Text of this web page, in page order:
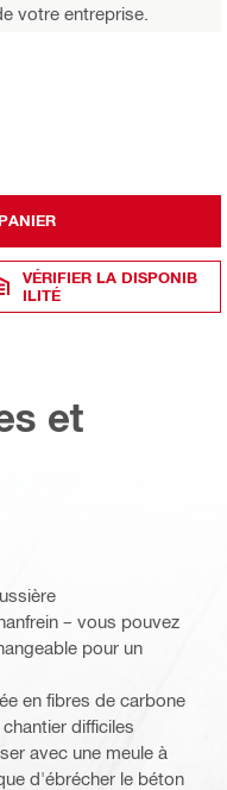
votre entreprise.
VÉRIFIER LA DISPONIB
ILITÉ
et
– vous pouvez
pour un
en fibres de carbone
difficiles
avec une meule à
d'ébrécher le béton